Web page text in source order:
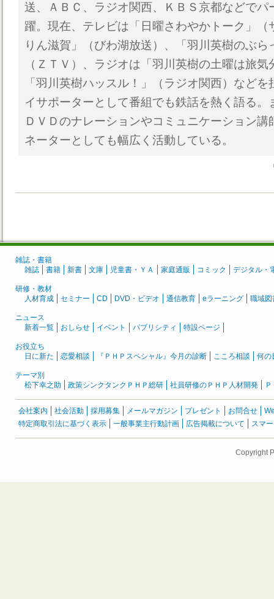
送、ＡＢＣ、ラジオ関西、ＫＢＳ京都などでパ
躍。現在、テレビは「日曜さわやかトーク」（
りん滋賀」（びわ湖放送）、「羽川英樹のぶら
（ＺＴＶ）、ラジオは「羽川英樹の土曜は旅
「羽川英樹ハッスル！」（ラジオ関西）など
イサポーターとして番組でも鉄話を熱く語る。
ＤＶＤのナレーションやコミュニケーション
ネーターとしても幅広く活動している。
雑誌・書籍
雑誌
書籍 新書 文庫 児童書・ＹＡ 家庭通販 コミック デジタル・
研修・教材
人材育成
セミナー CD DVD・ビデオ 通信教育 eラーニング 職域図
ニュース
新着一覧
おしらせ イベント パブリシティ 特設ページ
お役立ち
日に新た
恋愛相談 『ＰＨＰスペシャル』今月の診断 こころ相談 何の
テーマ別
松下幸之助
政策シンクタンクＰＨＰ総研 社員研修のＰＨＰ人材開発
会社案内 社会活動 採用募集 メールマガジン プレゼント お問合せ
特定商取引法に基づく表示
一般事業主行動計画 広告掲載について スマ
Copyright